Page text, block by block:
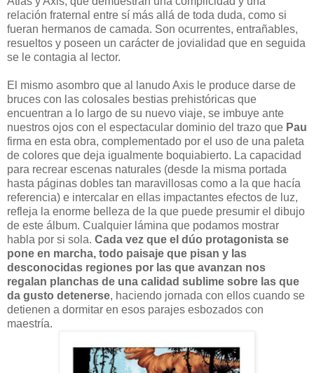
relación fraternal entre sí más allá de toda duda, como si
fueran hermanos de camada. Son ocurrentes, entrañables,
resueltos y poseen un carácter de jovialidad que en seguida
se le contagia al lector.
El mismo asombro que al lanudo Axis le produce darse de
bruces con las colosales bestias prehistóricas que
encuentran a lo largo de su nuevo viaje, se imbuye ante
nuestros ojos con el espectacular dominio del trazo que Pau
firma en esta obra, complementado por el uso de una paleta
de colores que deja igualmente boquiabierto. La capacidad
para recrear escenas naturales (desde la misma portada
hasta páginas dobles tan maravillosas como a la que hacía
referencia) e intercalar en ellas impactantes efectos de luz,
refleja la enorme belleza de la que puede presumir el dibujo
de este álbum. Cualquier lámina que podamos mostrar
habla por si sola. Cada vez que el dúo protagonista se
pone en marcha, todo paisaje que pisan y las
desconocidas regiones por las que avanzan nos
regalan planchas de una calidad sublime sobre las que
da gusto detenerse, haciendo jornada con ellos cuando se
detienen a dormitar en esos parajes esbozados con
maestría.